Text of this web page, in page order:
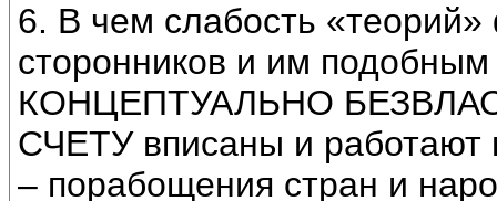
6. В чем слабость
сторонников и им
КОНЦЕПТУАЛЬНО
СЧЕТУ вписаны и работают
– порабощения стран и